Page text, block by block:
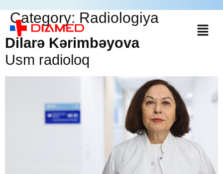
Category: Radiologiya
Dilarə Kərimbəyova
Usm radioloq